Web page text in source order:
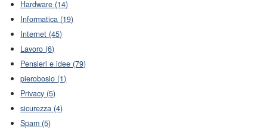
Hardware (14)
Informatica (19)
Internet (45)
Lavoro (6)
Pensieri e idee (79)
pierobosio (1)
Privacy (5)
sicurezza (4)
Spam (5)